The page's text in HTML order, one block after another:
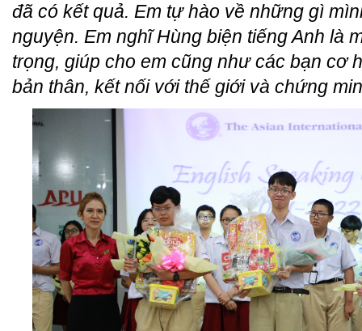
đã có kết quả. Em tự hào về những gì
nguyện. Em nghĩ Hùng biện tiếng Anh là
trọng, giúp cho em cũng như các bạn cơ
bản thân, kết nối với thế giới và chứng